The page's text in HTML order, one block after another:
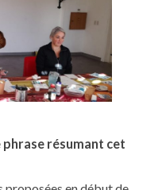
phrase résumant cet